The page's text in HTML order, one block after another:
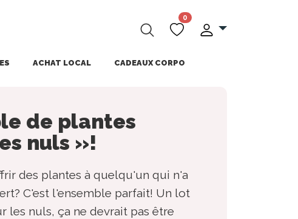
0
ACHAT LOCAL CADEAUX CORPO
de plantes
nuls »!
des plantes à quelqu'un qui n'a
C'est l'ensemble parfait! Un lot
les nuls, ça ne devrait pas être